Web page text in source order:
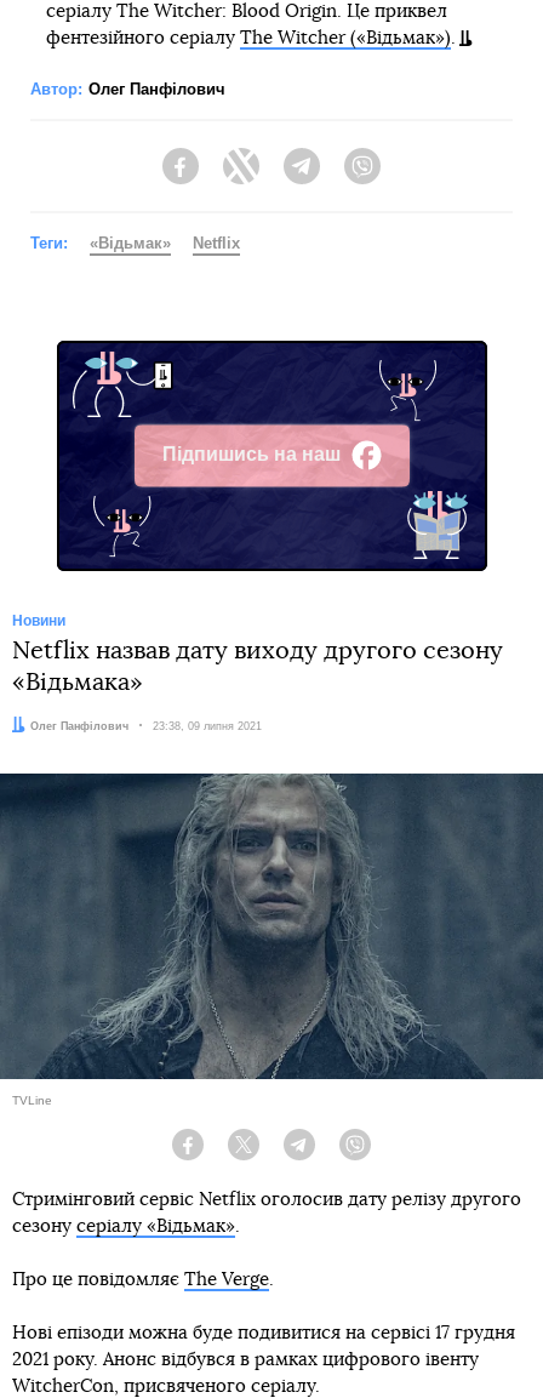
серіалу The Witcher: Blood Origin. Це приквел
фентезійного серіалу The Witcher («Відьмак»)
Автор: Олег Панфілович
FacebookTwitter Telegram
Теги: «Відьмак» Netflix
Підпишись на наш
Facebook
Новини
Netflix назвав дату виходу другого сезону
«Відьмака»
Автор:
Олег Панфілович Дата:
23:38, 09 липня 2021
TVLine
Facebook Twitter Telegram
Стримінговий сервіс Netflix оголосив дату релізу другого
сезону серіалу «Відьмак».
Про це повідомляє The Verge.
Нові епізоди можна буде подивитися на сервісі 17 грудня
2021 року. Анонс відбувся в рамках цифрового івенту
WitcherCon, присвяченого серіалу.